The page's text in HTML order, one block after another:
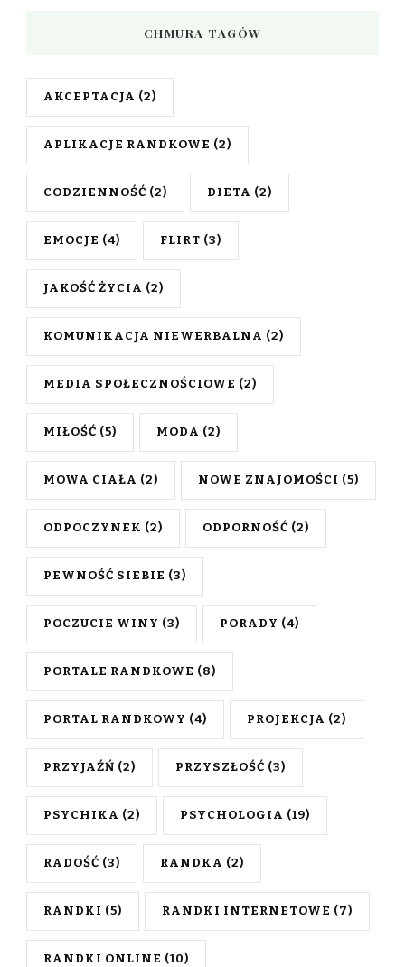
CHMURA TAGÓW
AKCEPTACJA (2)
APLIKACJE RANDKOWE (2)
CODZIENNOŚĆ (2) DIETA (2)
EMOCJE (4) FLIRT (3)
JAKOŚĆ ŻYCIA (2)
KOMUNIKACJA NIEWERBALNA (2)
MEDIA SPOŁECZNOŚCIOWE (2)
MIŁOŚĆ (5) MODA (2)
MOWA CIAŁA (2) NOWE ZNAJOMOŚCI (5)
ODPOCZYNEK (2) ODPORNOŚĆ (2)
PEWNOŚĆ SIEBIE (3)
POCZUCIE WINY (3) PORADY (4)
PORTALE RANDKOWE (8)
PORTAL RANDKOWY (4) PROJEKCJA (2)
PRZYJAŹŃ (2) PRZYSZŁOŚĆ (3)
PSYCHIKA (2) PSYCHOLOGIA (19)
RADOŚĆ (3) RANDKA (2)
RANDKI (5) RANDKI INTERNETOWE (7)
RANDKI ONLINE (10)